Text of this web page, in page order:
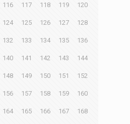
116 117 118 119 120
124 125 126 127 128
132 133 134 135 136
140 141 142 143 144
148 149 150 151 152
156 157 158 159 160
164 165 166 167 168